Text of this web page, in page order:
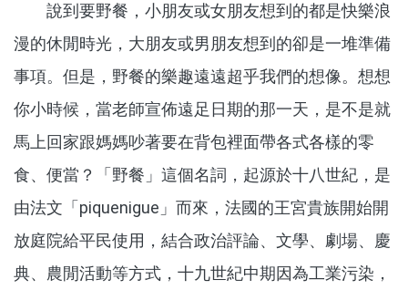
說到要野餐，小朋友或女朋友想到的都是快樂浪
漫的休閒時光，大朋友或男朋友想到的卻是一堆準備
事項。但是，野餐的樂趣遠遠超乎我們的想像。想想
你小時候，當老師宣佈遠足日期的那一天，是不是就
馬上回家跟媽媽吵著要在背包裡面帶各式各樣的零
食、便當？「野餐」這個名詞，起源於十八世紀，是
由法文「piquenigue」而來，法國的王宮貴族開始開
放庭院給平民使用，結合政治評論、文學、劇場、慶
典、農閒活動等方式，十九世紀中期因為工業污染，